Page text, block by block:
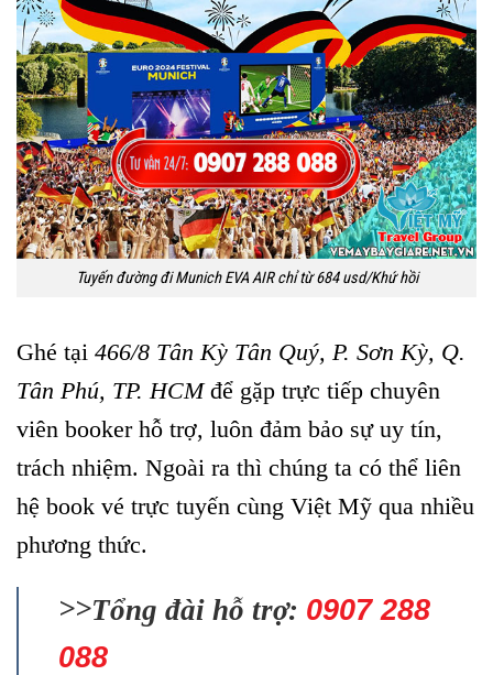
Tuyến đường đi Munich EVA AIR chỉ từ 684 usd/Khứ hồi
Ghé tại 466/8 Tân Kỳ Tân Quý, P. Sơn Kỳ, Q.
Tân Phú, TP. HCMđể gặp trực tiếp chuyên
viên booker hỗ trợ, luôn đảm bảo sự uy tín,
trách nhiệm. Ngoài ra thì chúng ta có thể liên
hệ book vé trực tuyến cùng Việt Mỹ qua nhiều
phương thức.
>>Tổng đài hỗ trợ: 0907 288
088